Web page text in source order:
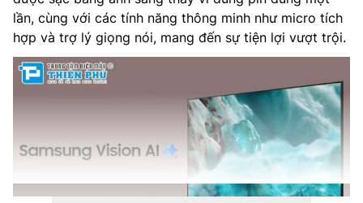
Kích thước có chân, đặt bàn (RxCxD): 967.5 x 609.7 x
191 mm
Khối lượng có chân đế: 7.1 kg
Kích thước không chân, treo tường (RxCxD): 967.5 x
Khối lượng không chân: 6.8 kg
Nhà sản xuất: Samsung
lần, cùng với các tính năng thông minh như micro tích
hợp và trợ lý giọng nói, mang đến sự tiện lợi vượt trội.